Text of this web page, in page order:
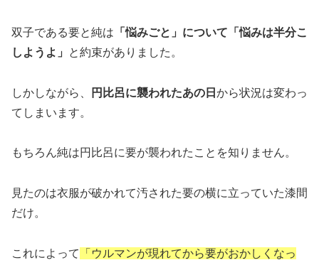
双子である要と純は 「悩みごと」について「悩みは半分こ
しようよ」
と約束がありました。
しかしながら、 円比呂に襲われたあの日 から状況は変わっ
てしまいます。
もちろん純は円比呂に要が襲われたことを知りません。
見たのは衣服が破かれて汚された要の横に立っていた漆間
だけ。
これによって
「ウルマンが現れてから要がおかしくなっ